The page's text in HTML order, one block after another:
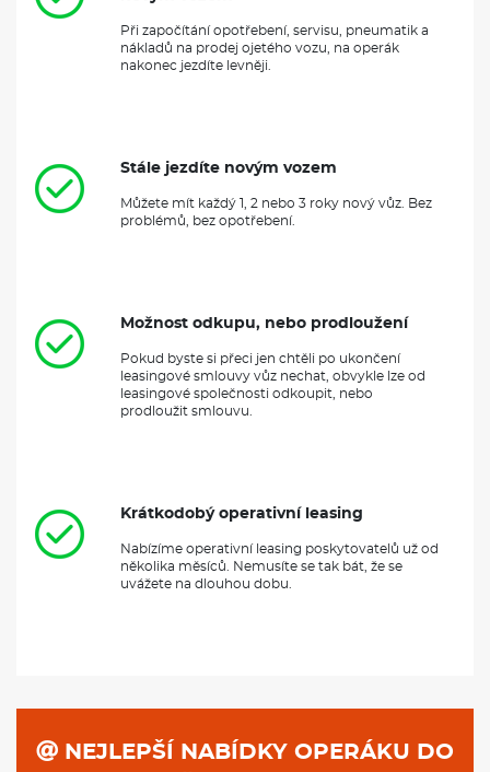
Při započítání opotřebení, servisu, pneumatik a
nákladů na prodej ojetého vozu, na operák
nakonec jezdíte levněji.
Stále jezdíte novým vozem
Můžete mít každý 1, 2 nebo 3 roky nový vůz. Bez
problémů, bez opotřebení.
Možnost odkupu, nebo prodloužení
Pokud byste si přeci jen chtěli po ukončení
leasingové smlouvy vůz nechat, obvykle lze od
leasingové společnosti odkoupit, nebo
prodloužit smlouvu.
Krátkodobý operativní leasing
Nabízíme operativní leasing poskytovatelů už od
několika měsíců. Nemusíte se tak bát, že se
uvážete na dlouhou dobu.
NEJLEPŠÍ NABÍDKY OPERÁKU DO